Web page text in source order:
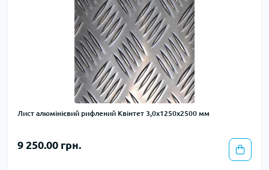
Лист алюмінієвий рифлений Квінтет 3,0х1250х2500 мм
9 250.00 грн.